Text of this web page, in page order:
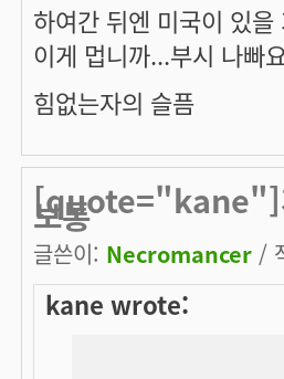
하여간 뒤엔 미국이 있
이게 멉니까...부시 나빠
힘없는자의 슬픔
[quote="kane"]
보통
글쓴이: Necromancer /
kane wrote: